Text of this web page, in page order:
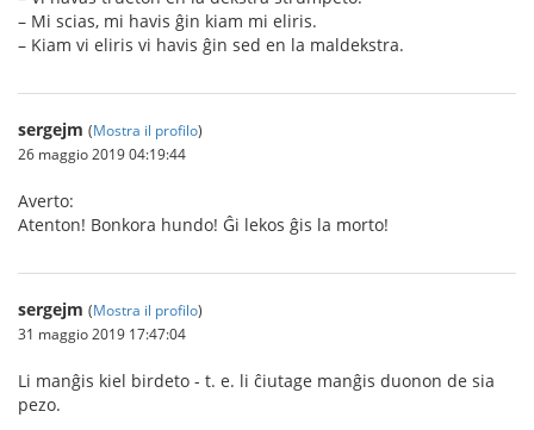
– Mi scias, mi havis ĝin kiam mi eliris.
– Kiam vi eliris vi havis ĝin sed en la maldekstra.
sergejm (Mostra il profilo)
26 maggio 2019 04:19:44
Averto:
Atenton! Bonkora hundo! Ĝi lekos ĝis la morto!
sergejm (Mostra il profilo)
31 maggio 2019 17:47:04
Li manĝis kiel birdeto - t. e. li ĉiutage manĝis duonon de sia
pezo.